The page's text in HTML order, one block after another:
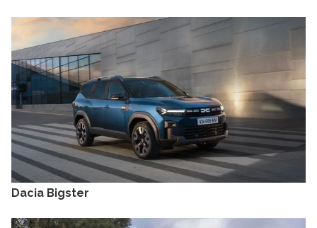
Dacia Bigster